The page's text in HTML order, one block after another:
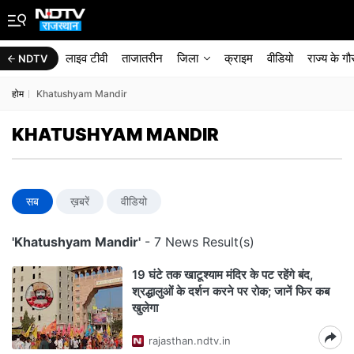
NDTV लाइव टीवी ताजातरीन जिला क्राइम वीडियो राज्‍य के
होम Khatushyam Mandir
KHATUSHYAM MANDIR
सब ख़बरें वीडियो
'Khatushyam Mandir' - 7 News Result(s)
19 घंटे तक खाटूश्याम मंदिर के पट रहेंगे बंद,
श्रद्धालुओं के दर्शन करने पर रोक; जानें फिर कब
खुलेगा
rajasthan.ndtv.in